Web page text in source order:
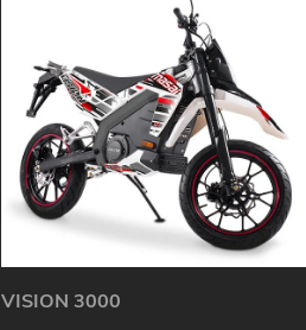
VISION 3000